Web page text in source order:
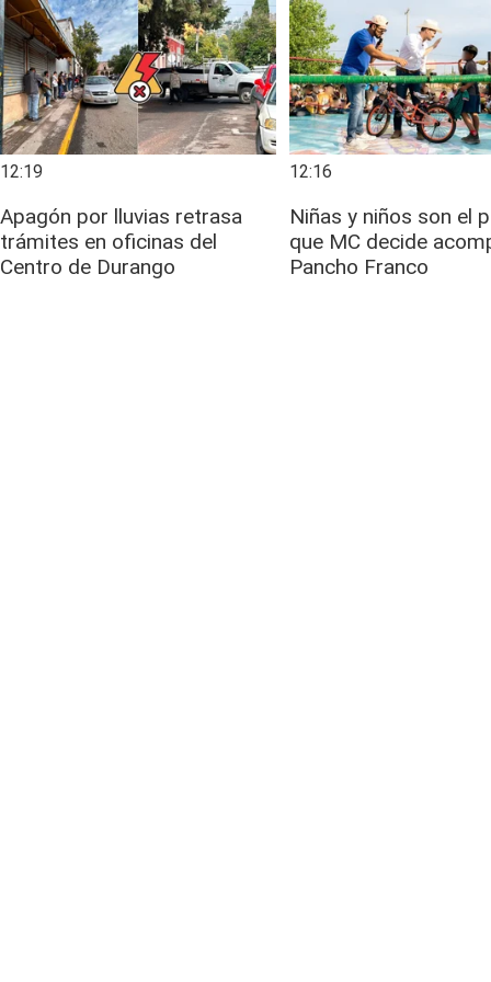
12:19
Apagón por lluvias retrasa
trámites en oficinas del
Centro de Durango
12:16
Niñas y niños son el
que MC decide
Pancho Franco